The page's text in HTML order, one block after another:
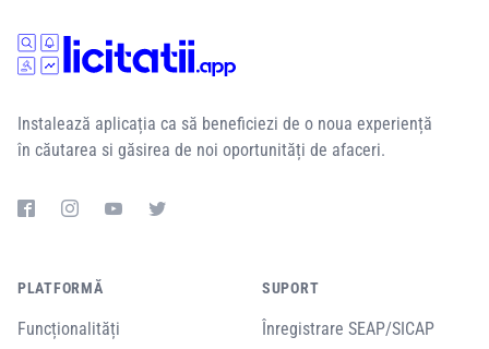
Instalează aplicația ca să beneficiezi de o noua experiență
în căutarea si găsirea de noi oportunități de afaceri.
PLATFORMĂ
Funcționalități
SUPORT
Înregistrare SEAP/SICAP